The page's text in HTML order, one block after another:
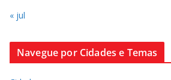
« jul
Navegue por Cidades e Temas